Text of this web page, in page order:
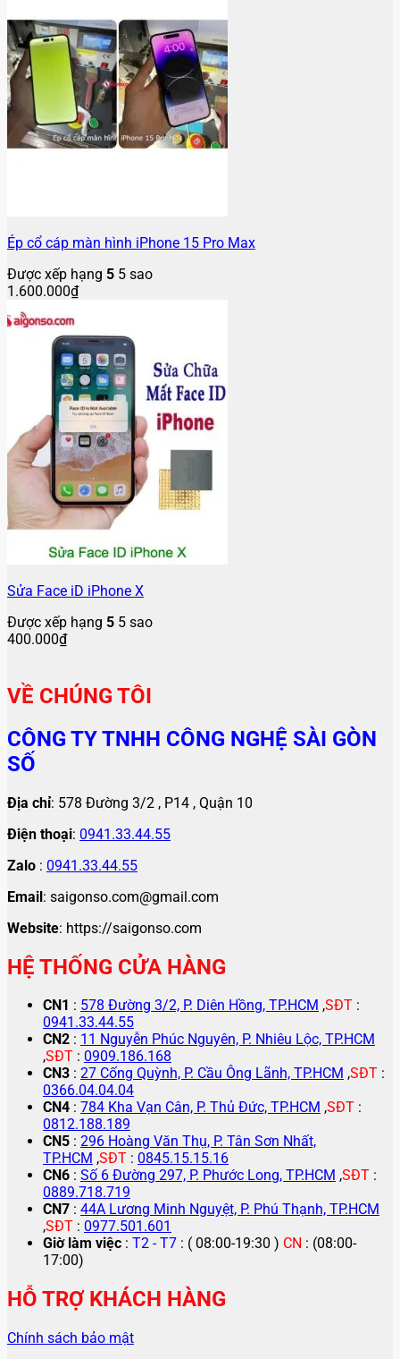
Ép cổ cáp màn hình iPhone 15 Pro Max
Được xếp hạng 5 5 sao
1.600.000₫
Sửa Face iD iPhone X
Được xếp hạng 5 5 sao
400.000₫
VỀ CHÚNG TÔI
CÔNG TY TNHH CÔNG NGHỆ SÀI GÒN
SỐ
Địa chỉ: 578 Đường 3/2 , P14 , Quận 10
Điện thoại: 0941.33.44.55
Zalo : 0941.33.44.55
Email: saigonso.com@gmail.com
Website: https://saigonso.com
HỆ THỐNG CỬA HÀNG
CN1 : 578 Đường 3/2, P. Diên Hồng, TP.HCM ,SĐT :
0941.33.44.55
CN2 : 11 Nguyễn Phúc Nguyên, P. Nhiêu Lộc, TP.HCM
,SĐT : 0909.186.168
CN3 : 27 Cống Quỳnh, P. Cầu Ông Lãnh, TP.HCM ,SĐT :
0366.04.04.04
CN4 : 784 Kha Vạn Cân, P. Thủ Đức, TP.HCM ,SĐT :
0812.188.189
CN5 : 296 Hoàng Văn Thụ, P. Tân Sơn Nhất,
TP.HCM ,SĐT : 0845.15.15.16
CN6 : Số 6 Đường 297, P. Phước Long, TP.HCM ,SĐT :
0889.718.719
CN7 : 44A Lương Minh Nguyệt, P. Phú Thạnh, TP.HCM
,SĐT : 0977.501.601
Giờ làm việc : T2 - T7 : ( 08:00-19:30 ) CN : (08:00-
17:00)
HỖ TRỢ KHÁCH HÀNG
Chính sách bảo mật